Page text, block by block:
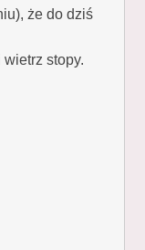
że do dziś
stopy.